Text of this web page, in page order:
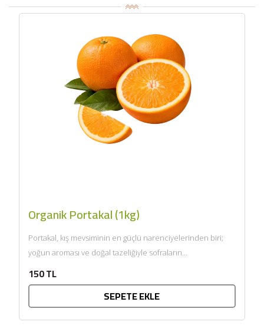
Organik Portakal (1kg)
Portakal, kış mevsiminin en güçlü narenciyelerinden biri;
yoğun aroması ve doğal tazeliğiyle sofraların
150 TL
SEPETE EKLE